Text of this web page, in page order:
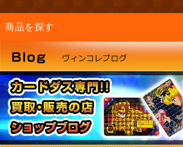
商品を探す